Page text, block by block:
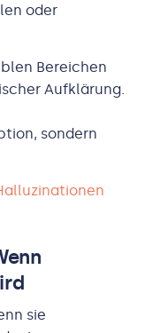
oder
Bereichen
Aufklärung.
sondern
sie